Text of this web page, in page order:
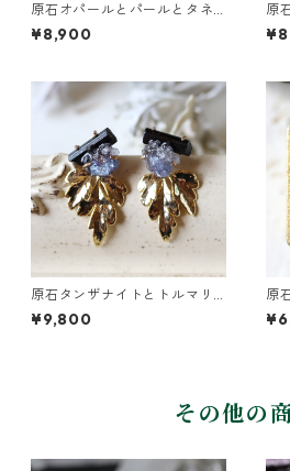
原石オパールとパールとタネ
ツケバナの葉ピアス
¥8,900
原
リ
原石タンザナイトとトルマリ
ンとクレマチスの葉ピアス
¥9,800
原
ァ
その他の